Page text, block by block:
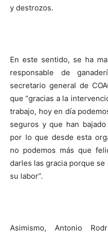
y destrozos.
En este sentido, se ha
responsable de
secretario general de
que “gracias a la
trabajo, hoy en día
seguros y que han
por lo que desde esta
no podemos más que
darles las gracia porque
su labor”.
Asimismo, Antonio